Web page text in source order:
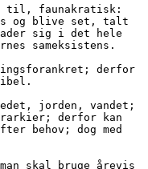
til, faunakratisk:
og blive set, talt
lader sig i det hele
sameksistens.
derfor
jorden, vandet;
derfor kan
behov; dog med
skal bruge årevis